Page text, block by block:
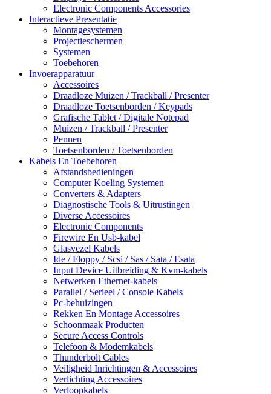
Electronic Components Accessories
Interactieve Presentatie
Montagesystemen
Projectieschermen
Systemen
Toebehoren
Invoerapparatuur
Accessoires
Draadloze Muizen / Trackball / Presenter
Draadloze Toetsenborden / Keypads
Grafische Tablet / Digitale Notepad
Muizen / Trackball / Presenter
Pennen
Toetsenborden / Toetsenborden
Kabels En Toebehoren
Afstandsbedieningen
Computer Koeling Systemen
Converters & Adapters
Diagnostische Tools & Uitrustingen
Diverse Accessoires
Electronic Components
Firewire En Usb-kabel
Glasvezel Kabels
Ide / Floppy / Scsi / Sas / Sata / Esata
Input Device Uitbreiding & Kvm-kabels
Netwerken Ethernet-kabels
Parallel / Serieel / Console Kabels
Pc-behuizingen
Rekken En Montage Accessoires
Schoonmaak Producten
Secure Access Controls
Telefoon & Modemkabels
Thunderbolt Cables
Veiligheid Inrichtingen & Accessoires
Verlichting Accessoires
Verloopkabels